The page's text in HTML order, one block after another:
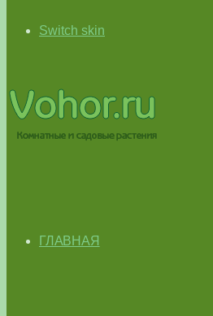
Switch skin
ГЛАВНАЯ